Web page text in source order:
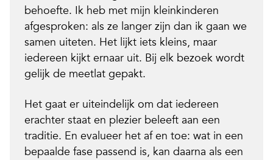
behoefte. Ik heb met mijn kleinkinderen
afgesproken: als ze langer zijn dan ik gaan we
samen uiteten. Het lijkt iets kleins, maar
iedereen kijkt ernaar uit. Bij elk bezoek wordt
gelijk de meetlat gepakt.
Het gaat er uiteindelijk om dat iedereen
erachter staat en plezier beleeft aan een
traditie. En evalueer het af en toe: wat in een
bepaalde fase passend is, kan daarna als een